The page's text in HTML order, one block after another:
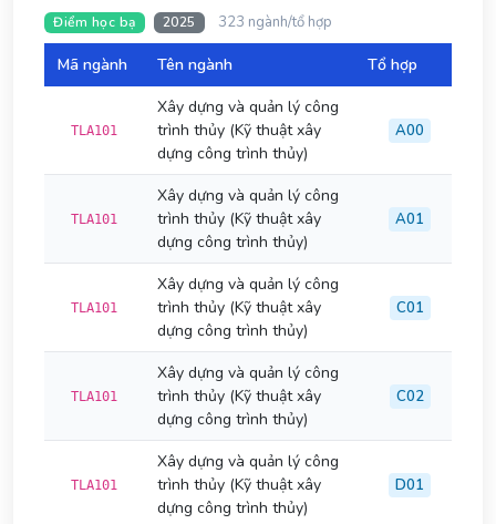
Điểm học bạ 2025 323 ngành/tổ hợp
Mã ngành Tên ngành Tổ hợp
TLA101
Xây dựng và quản lý công
trình thủy (Kỹ thuật xây
dựng công trình thủy)
A00
TLA101
Xây dựng và quản lý công
trình thủy (Kỹ thuật xây
dựng công trình thủy)
A01
TLA101
Xây dựng và quản lý công
trình thủy (Kỹ thuật xây
dựng công trình thủy)
C01
TLA101
Xây dựng và quản lý công
trình thủy (Kỹ thuật xây
dựng công trình thủy)
C02
TLA101
Xây dựng và quản lý công
trình thủy (Kỹ thuật xây
dựng công trình thủy)
D01